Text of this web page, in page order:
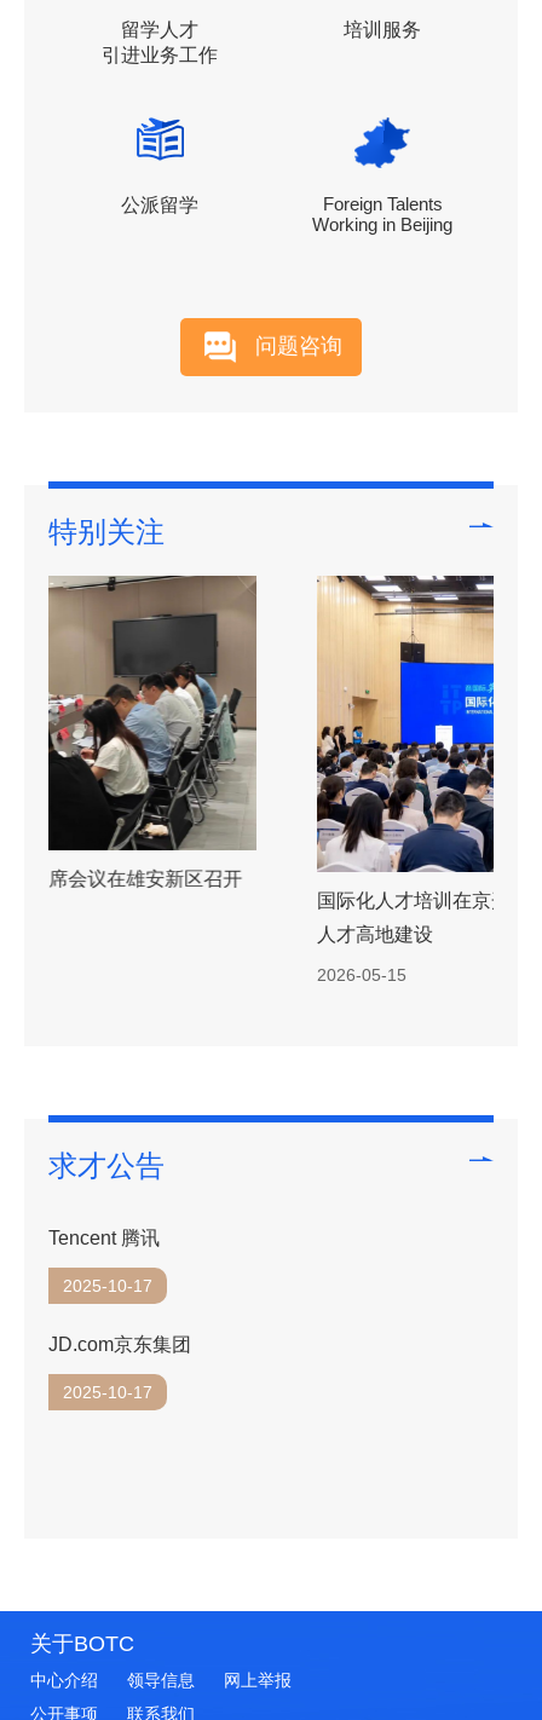
留学人才
引进业务工作
培训服务
公派留学
Foreign Talents
Working in Beijing
问题咨询
特别关注
国际化人才培训在京开班 政产学研协同助力高水平
求才公告
Tencent 腾讯
2025-10-17
JD.com京东集团
2025-10-17
关于BOTC
中心介绍 领导信息
网上举报
公开事项
联系我们